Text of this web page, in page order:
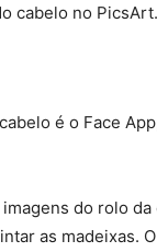
cabelo no PicsArt.
é o Face
do rolo
as madeixas.